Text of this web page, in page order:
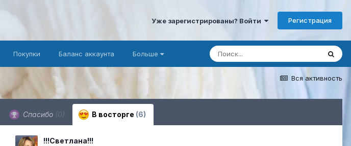
Уже зарегистрированы? Войти Регистрация
Покупки Баланс аккаунта Больше
Вся активность
Спасибо (0) В восторге (6)
!!!Светлана!!!